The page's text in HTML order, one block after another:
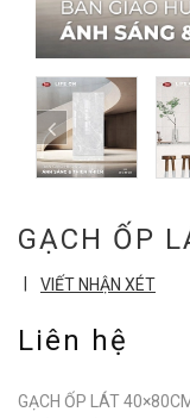
GẠCH ỐP
VIẾT NHẬN XÉT
Liên hệ
GẠCH ỐP LÁT